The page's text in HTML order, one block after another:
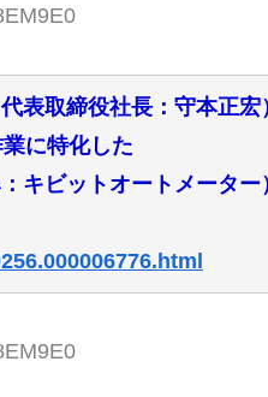
表取締役社長：守本正宏
に特化した
キビットオートメーター